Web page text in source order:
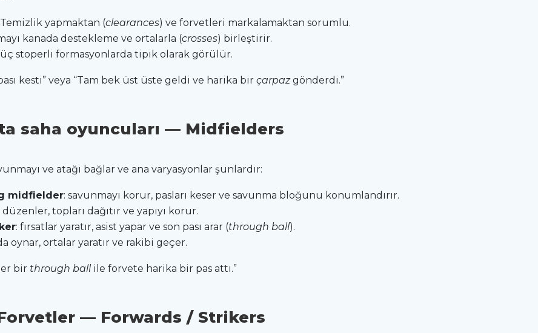
yapmaktan (clearances) ve forvetleri markalamaktan sorumlu.
kanada destekleme ve ortalarla (crosses) birleştirir.
stoperli formasyonlarda tipik olarak görülür.
kesti” veya “Tam bek üst üste geldi ve harika birçarpazgönderdi.”
saha oyuncuları — Midfielders
ve atağı bağlar ve ana varyasyonlar şunlardır:
midfielder: savunmayı korur, pasları keser ve savunma bloğunu konumlandırır.
topları dağıtır ve yapıyı korur.
: fırsatlar yaratır, asist yapar ve son pası arar (through ball).
oynar, ortalar yaratır ve rakibi geçer.
bir through ballile forvete harika bir pas attı.”
— Forwards / Strikers